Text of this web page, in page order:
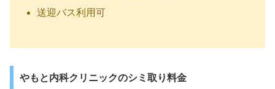
送迎バス利用可
やもと内科クリニックのシミ取り料金